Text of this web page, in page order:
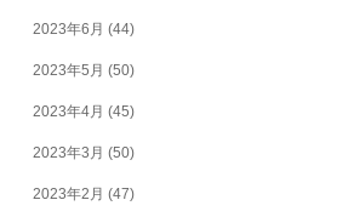
2023年6月 (44)
2023年5月 (50)
2023年4月 (45)
2023年3月 (50)
2023年2月 (47)